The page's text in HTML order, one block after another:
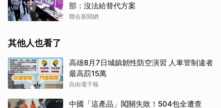
部：沒法給替代方案
聯合新聞網
其他人也看了
高雄8月7日城鎮韌性防空演習 人車管制違者
最高罰15萬
自由電子報
中國「這產品」闖關失敗！504包全遭查